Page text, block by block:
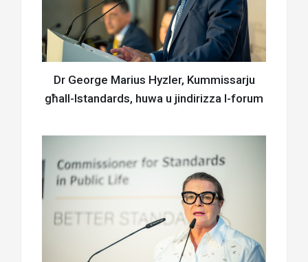
Dr George Marius Hyzler, Kummissarju
għall-Istandards, huwa u jindirizza l-forum